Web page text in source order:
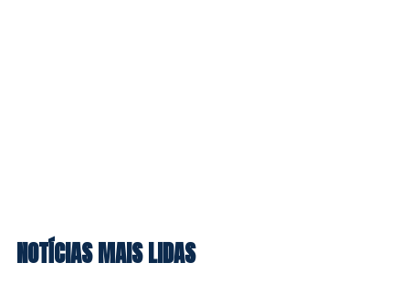
NOTÍCIAS MAIS LIDAS